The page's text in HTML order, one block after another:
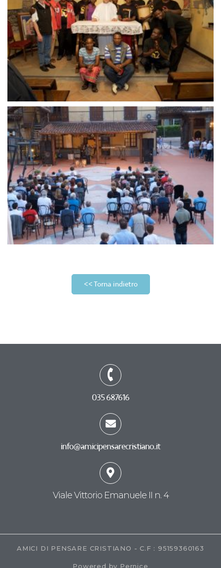
<< Torna indietro
035 687616
info@amicipensarecristiano.it
Viale Vittorio Emanuele II n. 4
AMICI DI PENSARE CRISTIANO - C.F : 95159360163
Powered by Pernice